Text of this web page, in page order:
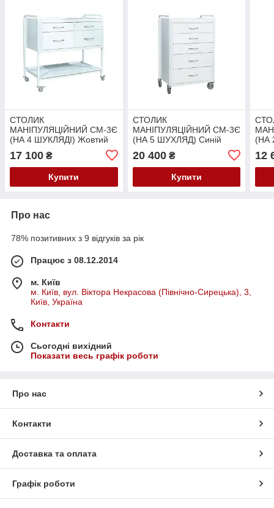
СТОЛИК
МАНІПУЛЯЦІЙНИЙ СМ-3Є
(НА 4 ШУКЛЯДІ) Жовтий
17 100 ₴
Купити
СТОЛИК
МАНІПУЛЯЦІЙНИЙ СМ-3Є
(НА 5 ШУХЛЯД) Синій
20 400₴
Купити
(НА
12
Про нас
78% позитивних з 9 відгуків за рік
Працює з 08.12.2014
м. Київ
м. Київ, вул. Віктора Некрасова (Північно-Сирецька), 3,
Київ, Україна
Контакти
Сьогодні вихідний
Показати весь графік роботи
Про нас
Контакти
Доставка та оплата
Графік роботи